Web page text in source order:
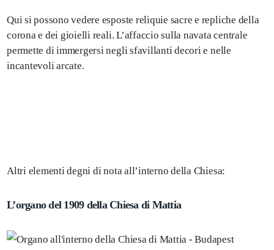
Qui si possono vedere esposte reliquie sacre e repliche della
corona e dei gioielli reali. L’affaccio sulla navata centrale
permette di immergersi negli sfavillanti decori e nelle
incantevoli arcate.
Altri elementi degni di nota all’interno della Chiesa:
L’organo del 1909 della Chiesa di Mattia